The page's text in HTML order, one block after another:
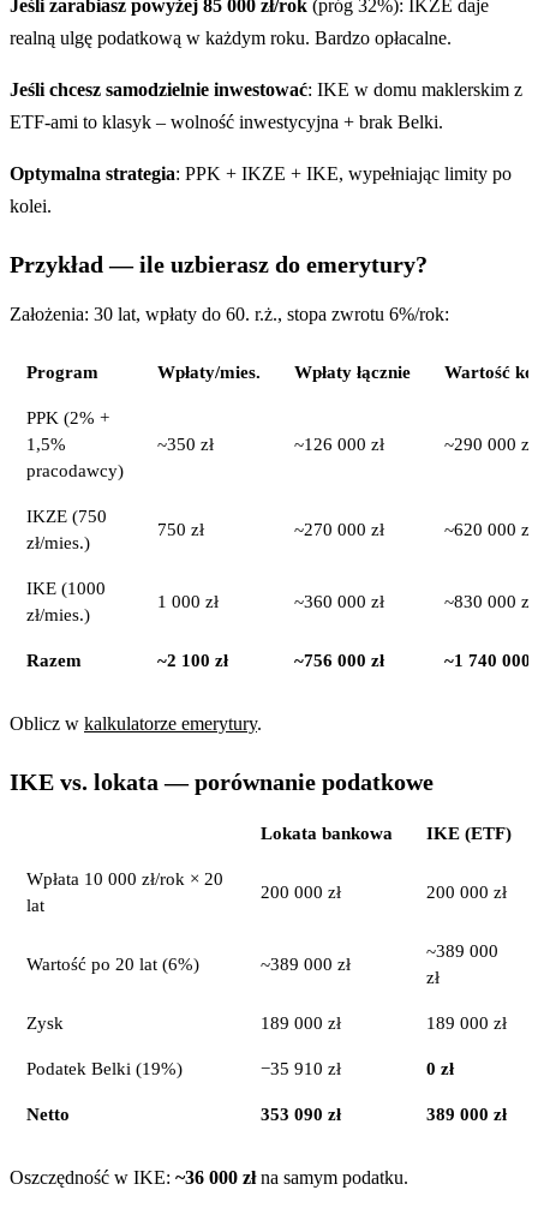
Jeśli zarabiasz powyżej 85 000 zł/rok (próg 32%): IKZE daje
realną ulgę podatkową w każdym roku. Bardzo opłacalne.
Jeśli chcesz samodzielnie inwestować: IKE w domu maklerskim z
ETF-ami to klasyk – wolność inwestycyjna + brak Belki.
Optymalna strategia: PPK + IKZE + IKE, wypełniając limity po
kolei.
Przykład — ile uzbierasz do emerytury?
Założenia: 30 lat, wpłaty do 60. r.ż., stopa zwrotu 6%/rok:
Program Wpłaty/mies. Wpłaty łącznie Wartość
PPK (2% +
1,5%
pracodawcy)
~350 zł ~126 000 zł ~290 000 zł
IKZE (750
zł/mies.)
750 zł ~270 000 zł ~620 000 zł
IKE (1000
zł/mies.)
1 000 zł ~360 000 zł ~830 000 zł
Razem ~2 100 zł ~756 000 zł ~1 740 000
Oblicz w kalkulatorze emerytury.
IKE vs. lokata — porównanie podatkowe
Lokata bankowa IKE (ETF)
Wpłata 10 000 zł/rok × 20
lat
200 000 zł 200 000 zł
Wartość po 20 lat (6%) ~389 000 zł
~389 000
zł
Zysk 189 000 zł 189 000 zł
Podatek Belki (19%) −35 910 zł 0 zł
Netto 353 090 zł 389 000 zł
Oszczędność w IKE: ~36 000 złna samym podatku.